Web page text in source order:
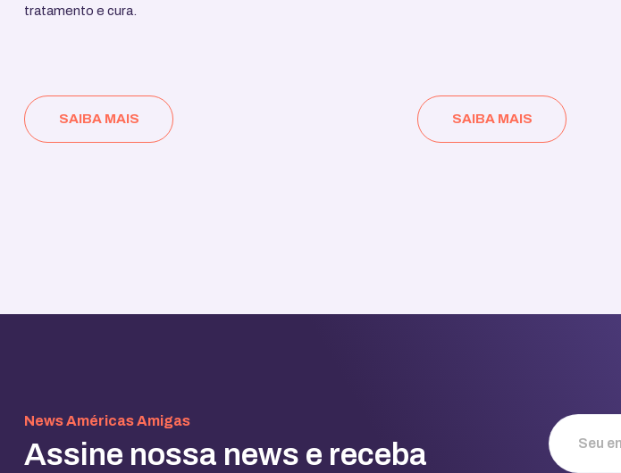
tratamento e cura.
SAIBA MAIS SAIBA MAIS
News Américas Amigas
Assine nossa news e receba